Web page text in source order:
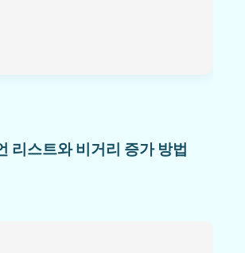
리스트와 비거리 증가 방법